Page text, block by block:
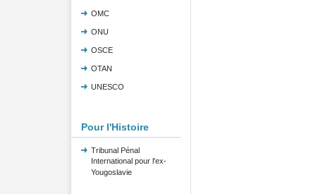
OMC
ONU
OSCE
OTAN
UNESCO
Pour l'Histoire
Tribunal Pénal
International pour l'ex-
Yougoslavie